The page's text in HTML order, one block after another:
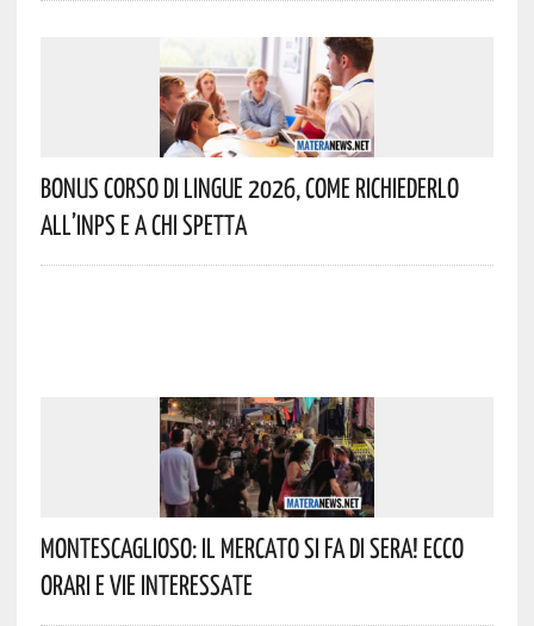
Bonus Corso Di Lingue 2026, Come Richiederlo
All’INPS E A Chi Spetta
Montescaglioso: Il Mercato Si Fa Di Sera! Ecco
Orari E Vie Interessate